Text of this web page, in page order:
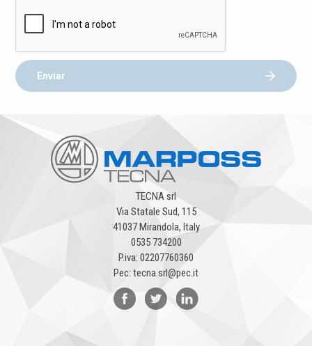
Enviar
TECNA srl
Via Statale Sud, 115
41037 Mirandola, Italy
0535 734200
P.iva: 02207760360
Pec: tecna.srl@pec.it